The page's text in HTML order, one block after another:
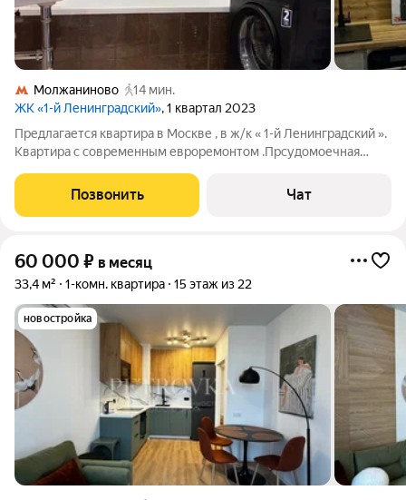
Молжаниново
14 мин.
ЖК «1-й Ленинградский», 1 квартал 2023
Предлагается квартира в Москве , в ж/к « 1-й Ленинградский ».
Квартира с современным евроремонтом .Прсудомоечная
полноценная двухспальная кровать. Всё абсолютно новое .
Сдается впервые . От
Позвонить Чат
60 000 ₽ в месяц
33,4 м² 1-комн. квартира 15 этаж из 22
новостройка